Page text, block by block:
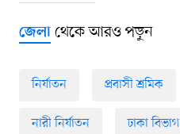
জেলাথেকে আরও পড়ুন
নির্যাতন প্রবাসী শ্রমিক
নারী নির্যাতন ঢাকা বিভাগ